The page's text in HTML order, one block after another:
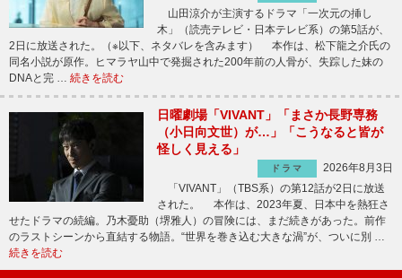
山田涼介が主演するドラマ「一次元の挿し
木」（読売テレビ・日本テレビ系）の第5話が、
2日に放送された。（※以下、ネタバレを含みます） 本作は、松下龍之介氏の
同名小説が原作。ヒマラヤ山中で発掘された200年前の人骨が、失踪した妹の
DNAと完 … 続きを読む
日曜劇場「VIVANT」「まさか長野専務
（小日向文世）が…」「こうなると皆が
怪しく見える」
ドラマ
2026年8月3日
「VIVANT」（TBS系）の第12話が2日に放送
された。 本作は、2023年夏、日本中を熱狂さ
せたドラマの続編。乃木憂助（堺雅人）の冒険には、まだ続きがあった。前作
のラストシーンから直結する物語。“世界を巻き込む大きな渦”が、ついに別 …
続きを読む